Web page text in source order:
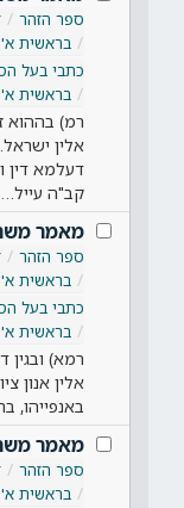
ספר הזהר
בראשית א'
כתבי בעל
בראשית א'
רמ) בההוא
אלין
דעלמא דין
קב"ה עייל…
מאמר
ספר הזהר
בראשית א'
כתבי בעל
בראשית א'
רמא)
אלין אנון
באנפייהו,
מאמר
ספר הזהר
בראשית א'